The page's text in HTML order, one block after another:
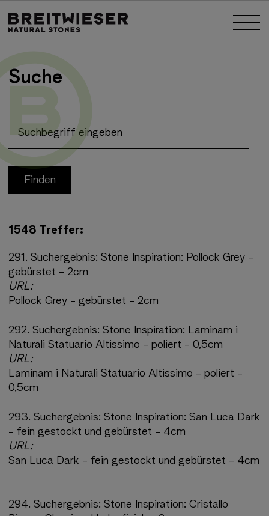
Springe zu:
Suche
Suchbegriff eingeben
1548 Treffer:
291. Suchergebnis:Stone Inspiration: Pollock Grey -
gebürstet - 2cm
URL:
Pollock Grey - gebürstet - 2cm
292. Suchergebnis:Stone Inspiration: Laminam i
Naturali Statuario Altissimo - poliert - 0,5cm
URL:
Laminam i Naturali Statuario Altissimo - poliert -
0,5cm
293. Suchergebnis:Stone Inspiration: San Luca Dark
- fein gestockt und gebürstet - 4cm
URL:
San Luca Dark - fein gestockt und gebürstet - 4cm
294. Suchergebnis:Stone Inspiration: Cristallo